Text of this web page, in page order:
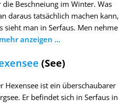
die Beschneiung im Winter. Was
daraus tatsächlich machen kann,
sieht man in Serfaus. Men nehme
mehr anzeigen ...
(See)
Hexensee ist ein überschaubarer
Er befindet sich in Serfaus in